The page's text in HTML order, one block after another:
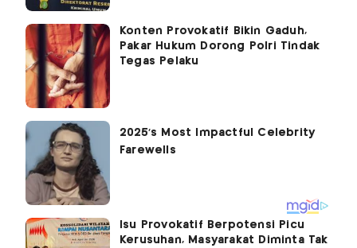
Konten Provokatif Bikin Gaduh,
Pakar Hukum Dorong Polri Tindak
Tegas Pelaku
Isu Provokatif Berpotensi Picu
Kerusuhan, Masyarakat Diminta Tak